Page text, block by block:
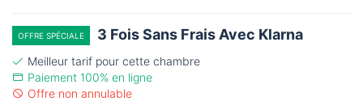
OFFRE SPÉCIALE 3 Fois Sans Frais Avec Klarna
Meilleur tarif pour cette chambre
Paiement 100% en ligne
Offre non annulable